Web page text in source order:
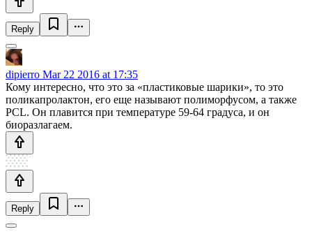
Reply
dipierro Mar 22 2016 at 17:35
Кому интересно, что это за «пластиковые шарики», то это
поликапролактон, его еще называют полиморфусом, а также
PCL. Он плавится при температуре 59-64 градуса, и он
биоразлагаем.
Reply